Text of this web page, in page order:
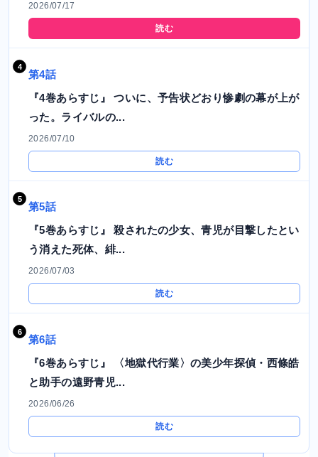
2026/07/17
読む
第4話
『4巻あらすじ』 ついに、予告状どおり惨劇の幕が上が
った。ライバルの...
2026/07/10
読む
第5話
『5巻あらすじ』 殺されたの少女、青児が目撃したとい
う消えた死体、緋...
2026/07/03
読む
第6話
『6巻あらすじ』 〈地獄代行業〉の美少年探偵・西條皓
と助手の遠野青児...
2026/06/26
読む